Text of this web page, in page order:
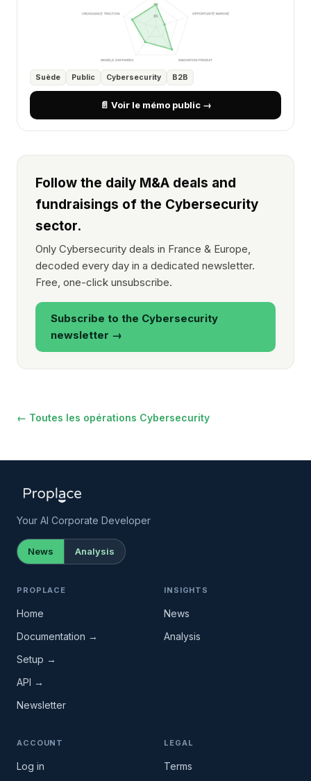
Suède Public Cybersecurity B2B
📄 Voir le mémo public →
Follow the daily M&A deals and
fundraisings of the Cybersecurity
sector.
Only Cybersecurity deals in France & Europe,
decoded every day in a dedicated newsletter.
Free, one-click unsubscribe.
Subscribe to the Cybersecurity
newsletter →
← Toutes les opérations Cybersecurity
Your AI Corporate Developer
News Analysis
PROPLACE
Home
Documentation →
Setup →
API →
Newsletter
INSIGHTS
News
Analysis
ACCOUNT
Log in
LEGAL
Terms